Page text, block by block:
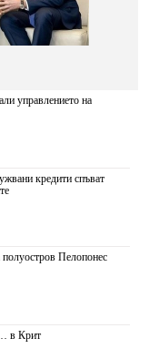
управлението на
кредити спъват
Пелопонес
в Крит